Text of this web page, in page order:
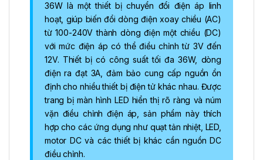
36W là một thiết bị chuyển đổi điện áp linh
hoạt, giúp biến đổi dòng điện xoay chiều (AC)
từ 100-240V thành dòng điện một chiều (DC)
với mức điện áp có thể điều chỉnh từ 3V đến
12V. Thiết bị có công suất tối đa 36W, dòng
điện ra đạt 3A, đảm bảo cung cấp nguồn ổn
định cho nhiều thiết bị điện tử khác nhau. Được
trang bị màn hình LED hiển thị rõ ràng và núm
vặn điều chỉnh điện áp, sản phẩm này thích
hợp cho các ứng dụng như quạt tản nhiệt, LED,
motor DC và các thiết bị khác cần nguồn DC
điều chỉnh.